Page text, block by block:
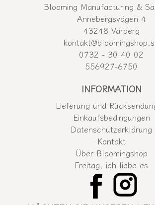
Blooming Manufacturing &
Annebergsvägen 4
43248 Varberg
0732 - 30 40 02
556927-6750
INFORMATION
Lieferung und
Einkaufsbedingungen
Datenschutzerklärung
Kontakt
Über Bloomingshop
Freitag, ich liebe es